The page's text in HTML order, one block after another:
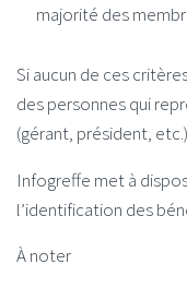
majorité des
Si aucun de ces
des personnes qui
(gérant, président,
Infogreffe met à
l’identification des
À noter